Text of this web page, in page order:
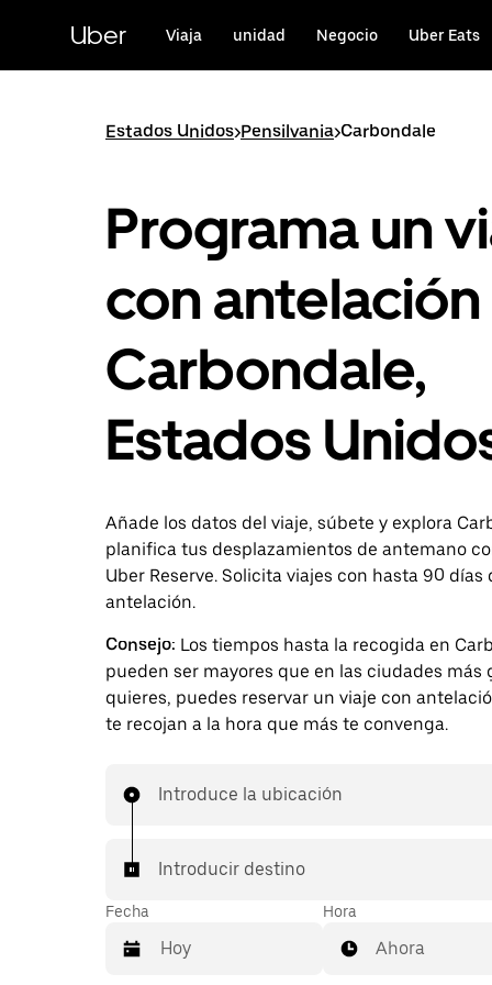
contenido
principal
Uber Viaja unidad Negocio Uber Eats
Estados Unidos>Pensilvania>Carbondale
Programa un
con antelación
Carbondale,
Estados
Añade los datos del viaje, súbete y explora
planifica tus desplazamientos de antemano
Uber Reserve. Solicita viajes con hasta 90 días
antelación.
Consejo: Los tiempos hasta la recogida en
pueden ser mayores que en las ciudades más
quieres, puedes reservar un viaje con
te recojan a la hora que más te convenga.
Introduce la ubicación
Introducir destino
Fecha Hora
Ahora